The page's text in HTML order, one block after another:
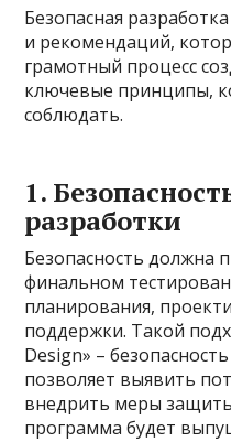
Безопасная
и рекомендаций,
грамотный процесс
ключевые принципы,
соблюдать.
1.
разработки
Безопасность должна
финальном
планирования,
поддержки. Такой
Design» –
позволяет выявить
внедрить меры
программа будет